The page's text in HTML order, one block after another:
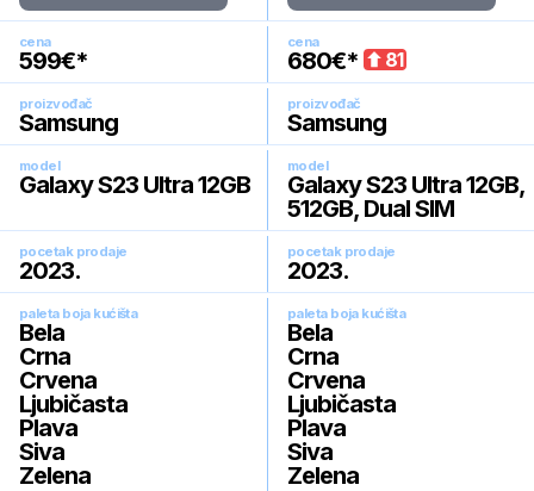
cena
599€*
cena
680€* 81
proizvođač
Samsung
proizvođač
Samsung
model
Galaxy S23 Ultra 12GB
model
Galaxy S23 Ultra 12GB,
512GB, Dual SIM
pocetak prodaje
2023.
pocetak prodaje
2023.
paleta boja kućišta
Bela
Crna
Crvena
Ljubičasta
Plava
Siva
Zelena
paleta boja kućišta
Bela
Crna
Crvena
Ljubičasta
Plava
Siva
Zelena